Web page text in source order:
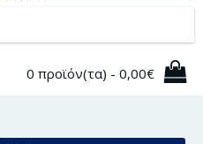
0 προϊόν(τα) - 0,00€